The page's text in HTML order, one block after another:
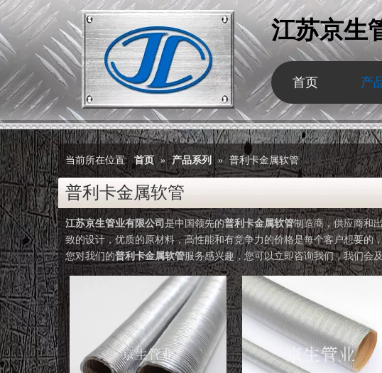
江苏京生
首页 产
当前所在位置: 首页 » 产品系列 » 普利卡金属软管
普利卡金属软管
江苏京生管业有限公司 是中国领先的普利卡金属软管制造商，供应商和
致的设计，优质的原材料，高性能和有竞争力的价格是每个客户想要
您对我们的普利卡金属软管服务感兴趣，您可以立即咨询我们，我们会